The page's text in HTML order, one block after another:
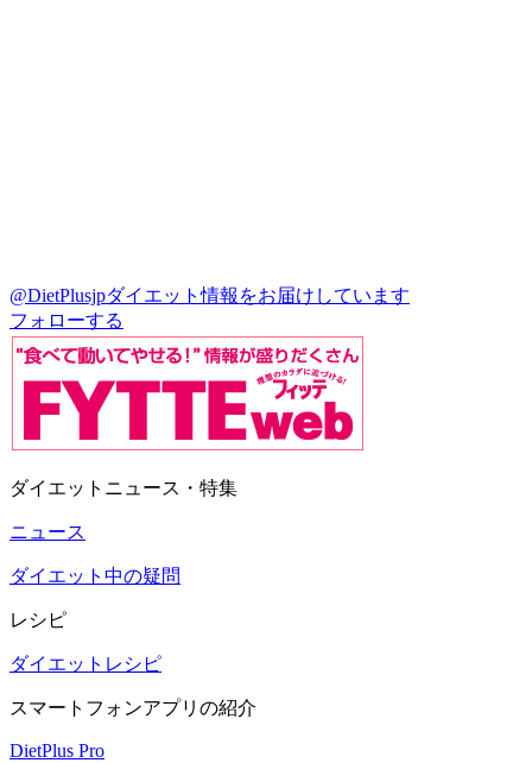
@DietPlusjpダイエット情報をお届けしています
フォローする
ダイエットニュース・特集
ニュース
ダイエット中の疑問
レシピ
ダイエットレシピ
スマートフォンアプリの紹介
DietPlus Pro